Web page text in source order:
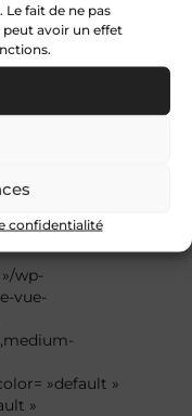
fait de ne pas
avoir un effet
confidentialité
»24px »]
Dior equipé du
»small-
»
OVE
wp-
vue-
»default »
»